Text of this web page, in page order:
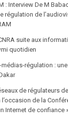
: Interview De M
régulation de
suite aux
quotidien
régulation :
de régulateurs
l’occasion de la
Internet de confiance